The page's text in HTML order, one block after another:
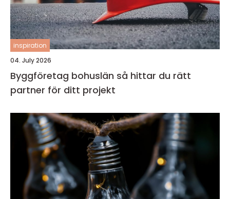
inspiration
04. July 2026
Byggföretag bohuslän så hittar du rätt
partner för ditt projekt